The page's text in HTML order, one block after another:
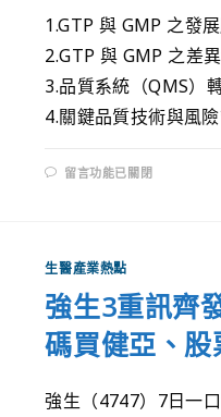
1.GTP 與 GMP 之發
2.GTP 與 GMP 之差
3.品質系統（QMS）
4.關鍵品質技術與風險
留言功能已關閉
生醫產業熱點
強生3重訊齊
碼買健亞、
強生（4747）7日一